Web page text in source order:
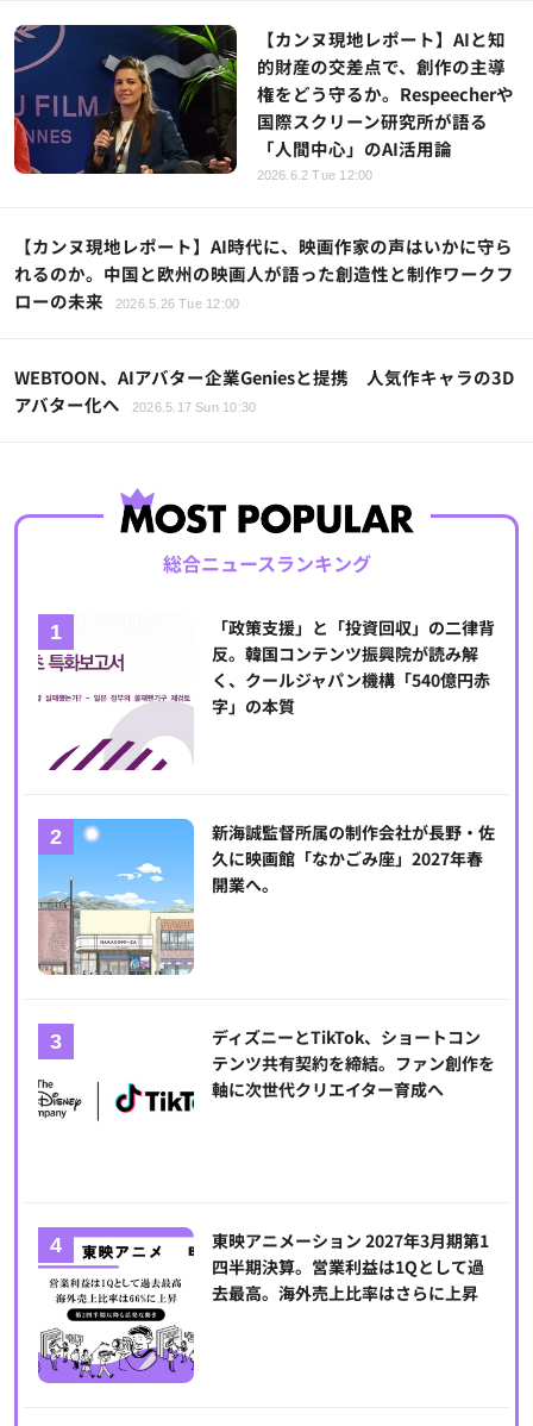
【カンヌ現地レポート】AIと知
的財産の交差点で、創作の主導
権をどう守るか。Respeecherや
国際スクリーン研究所が語る
「人間中心」のAI活用論
2026.6.2 Tue 12:00
【カンヌ現地レポート】AI時代に、映画作家の声はいかに守ら
れるのか。中国と欧州の映画人が語った創造性と制作ワークフ
ローの未来
2026.5.26 Tue 12:00
WEBTOON、AIアバター企業Geniesと提携 人気作キャラの3D
アバター化へ
2026.5.17 Sun 10:30
総合ニュースランキング
「政策支援」と「投資回収」の二律背
反。韓国コンテンツ振興院が読み解
く、クールジャパン機構「540億円赤
字」の本質
新海誠監督所属の制作会社が長野・佐
久に映画館「なかごみ座」2027年春
開業へ。
ディズニーとTikTok、ショートコン
テンツ共有契約を締結。ファン創作を
軸に次世代クリエイター育成へ
東映アニメーション 2027年3月期第1
四半期決算。営業利益は1Qとして過
去最高。海外売上比率はさらに上昇